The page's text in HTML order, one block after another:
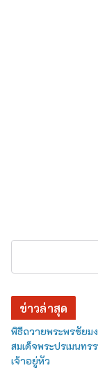
ข่าวล่าสุด
พิธีถวายพระพรชัยม
สมเด็จพระปรเมนท
เจ้าอยู่หัว